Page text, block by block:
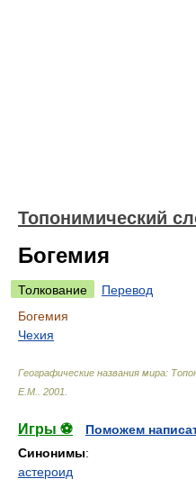
Топонимический
Богемия
Толкование
Перевод
Богемия
Чехия
Географические названия мира:
Е.М.
2001
Игры ⚽
Поможем
Синонимы:
астероид